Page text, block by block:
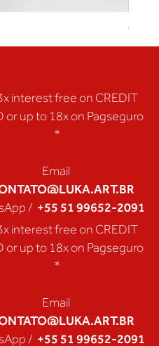
interest free on CREDIT
or up to 18x on Pagseguro
*
Email
/ +55 51 99652-2091
interest free on CREDIT
or up to 18x on Pagseguro
*
Email
/ +55 51 99652-2091